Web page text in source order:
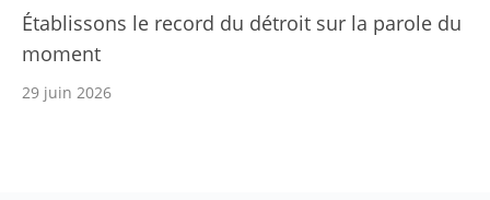
Établissons le record du détroit sur la parole du
moment
29 juin 2026